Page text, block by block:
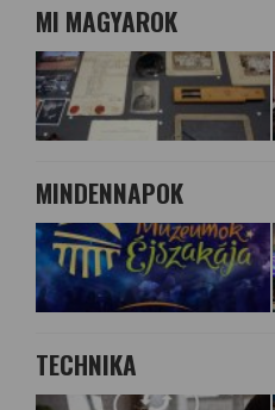
MI MAGYAROK
MINDENNAPOK
TECHNIKA